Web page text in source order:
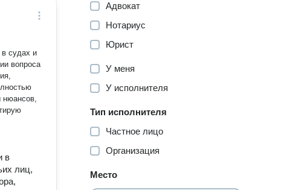
нюансов,
в
лиц,
Адвокат
Нотариус
Юрист
У меня
У исполнителя
Тип исполнителя
Частное лицо
Организация
Место